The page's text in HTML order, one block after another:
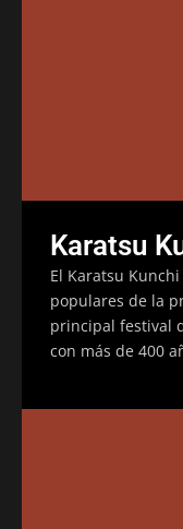
Karatsu
El Karatsu
populares de la
principal festival
con más de 400